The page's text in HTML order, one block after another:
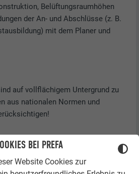
BEI PREFA
Website Cookies zur
Belüftungsraumhöhen
der An- und Abschlüsse (z. B.
mit dem Planer und
auf vollflächigem Untergrund zu
aus nationalen Normen und
Normen und Regelwerken sind
(„Mindestanforderungen“) für die